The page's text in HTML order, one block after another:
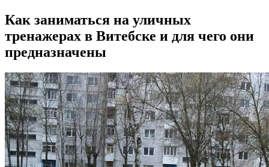
Как заниматься на уличных
тренажерах в Витебске и для чего они
предназначены